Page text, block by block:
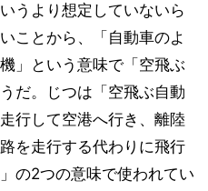
うより想定していないら
ことから、「自動車のよ
」という意味で「空飛ぶ
だ。じつは「空飛ぶ自動
行して空港へ行き、離陸
を走行する代わりに飛行
の2つの意味で使われてい